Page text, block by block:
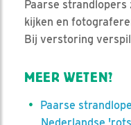
Paarse
kijken en
Bij verstoring
MEER WETEN?
Paarse